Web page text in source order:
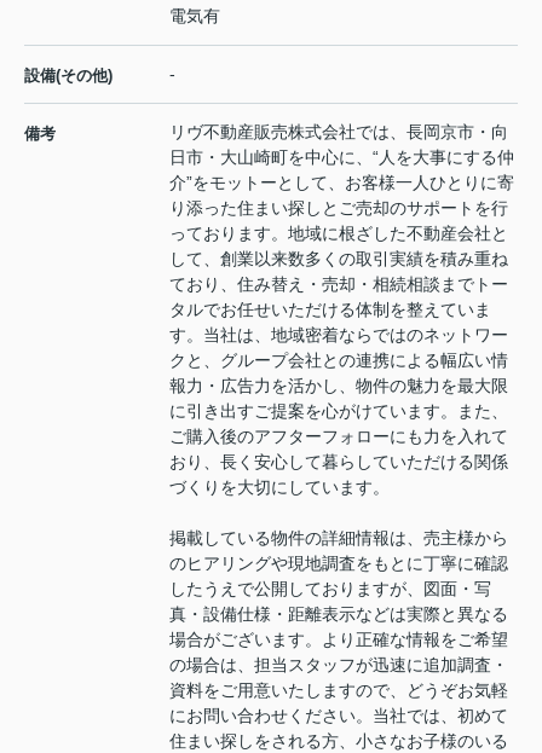
電気有
設備(その他) -
備考
リヴ不動産販売株式会社では、長岡京市・向
日市・大山崎町を中心に、“人を大事にする仲
介”をモットーとして、お客様一人ひとりに寄
り添った住まい探しとご売却のサポートを行
っております。地域に根ざした不動産会社と
して、創業以来数多くの取引実績を積み重ね
ており、住み替え・売却・相続相談までトー
タルでお任せいただける体制を整えていま
す。当社は、地域密着ならではのネットワー
クと、グループ会社との連携による幅広い情
報力・広告力を活かし、物件の魅力を最大限
に引き出すご提案を心がけています。また、
ご購入後のアフターフォローにも力を入れて
おり、長く安心して暮らしていただける関係
づくりを大切にしています。
掲載している物件の詳細情報は、売主様から
のヒアリングや現地調査をもとに丁寧に確認
したうえで公開しておりますが、図面・写
真・設備仕様・距離表示などは実際と異なる
場合がございます。より正確な情報をご希望
の場合は、担当スタッフが迅速に追加調査・
資料をご用意いたしますので、どうぞお気軽
にお問い合わせください。当社では、初めて
住まい探しをされる方、小さなお子様のいる